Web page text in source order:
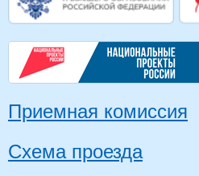
Приемная комиссия
Схема проезда